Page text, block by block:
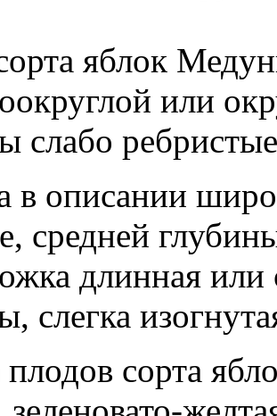
яблок
или
слабо
в описании
средней
длинная или
слегка
сорта